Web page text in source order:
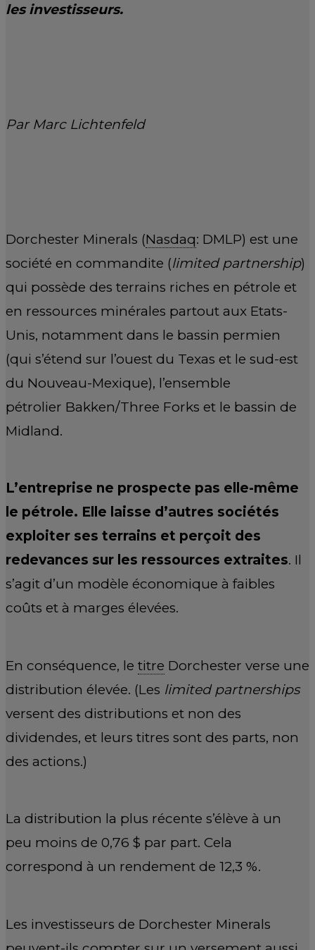
les investisseurs.
Par Marc Lichtenfeld
Dorchester Minerals (Nasdaq: DMLP) est une
société en commandite (limited partnership)
qui possède des terrains riches en pétrole et
en ressources minérales partout aux Etats-
Unis, notamment dans le bassin permien
(qui s’étend sur l’ouest du Texas et le sud-est
du Nouveau-Mexique), l’ensemble
pétrolier Bakken/Three Forks et le bassin de
Midland.
L’entreprise ne prospecte pas elle-même
le pétrole. Elle laisse d’autres sociétés
exploiter ses terrains et perçoit des
redevances sur les ressources extraites. Il
s’agit d’un modèle économique à faibles
coûts et à marges élevées.
En conséquence, le titre Dorchester verse une
distribution élevée. (Les limited partnerships
versent des distributions et non des
dividendes, et leurs titres sont des parts, non
des actions.)
La distribution la plus récente s’élève à un
peu moins de 0,76 $ par part. Cela
correspond à un rendement de 12,3 %.
Les investisseurs de Dorchester Minerals